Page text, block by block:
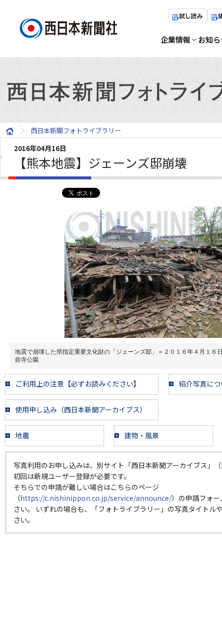
試し読み
企業情報 お知
西日本新聞フォトライブラリー
2016年04月16日
【熊本地震】ジェーンズ邸崩壊
地震で崩壊した県指定重要文化財の「ジェーンズ邸」＝２０１６年４月１６
前寺公園
ご利用上の注意【必ずお読みください】 紹介写真に
使用申し込み（西日本新聞アーカイブス）
地震 建物・風景
写真利用のお申し込みは、別サイト「西日本新聞アーカイブス」
初回は新規ユーザー登録が必要です。
そちらでの申請が難しい場合はこちらのページ
（https://c.nishinippon.co.jp/service/announce/）の申請フォ
さい。 いずれの場合も、「フォトライブラリー」の写真タイトル
さい。